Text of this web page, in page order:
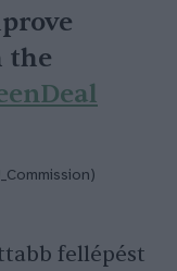
the
fellépést